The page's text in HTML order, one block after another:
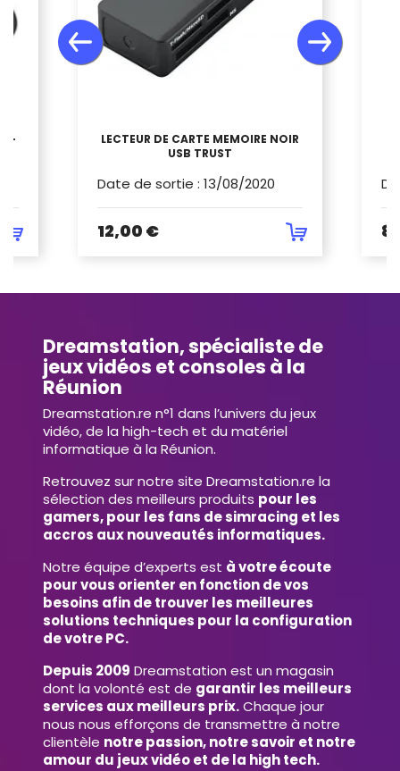
-
LECTEUR DE CARTE MEMOIRE NOIR
USB TRUST
Date de sortie : 13/08/2020
12,00 €
Dreamstation, spécialiste de
jeux vidéos et consoles à la
Réunion
Dreamstation.re n°1 dans l’univers du jeux
vidéo, de la high-tech et du matériel
informatique à la Réunion.
Retrouvez sur notre site Dreamstation.re la
sélection des meilleurs produits pour les
gamers, pour les fans de simracing et les
accros aux nouveautés informatiques.
Notre équipe d’experts est à votre écoute
pour vous orienter en fonction de vos
besoins afin de trouver les meilleures
solutions techniques pour la configuration
de votre PC.
Depuis 2009 Dreamstation est un magasin
dont la volonté est de garantir les meilleurs
services aux meilleurs prix.Chaque jour
nous nous efforçons de transmettre à notre
clientèle notre passion, notre savoir et notre
amour du jeux vidéo et de la high tech.